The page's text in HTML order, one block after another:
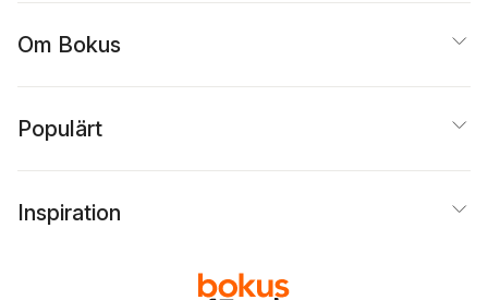
Om Bokus
Populärt
Inspiration